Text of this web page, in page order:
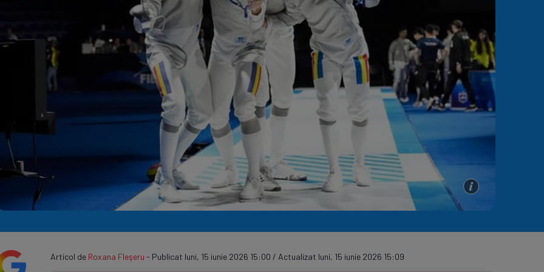
Serie A
Echipe Meciuri Clasament
Program TV
Articol de Roxana Fleşeru - Publicat luni, 15 iunie 2026 15:00 / Actualizat luni, 15 iunie 2026 15:09